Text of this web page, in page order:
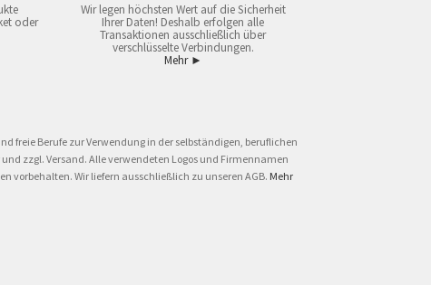
oder
Wir legen höchsten Wert auf die Sicherheit
Ihrer Daten! Deshalb erfolgen alle
Transaktionen ausschließlich über
verschlüsselte Verbindungen.
Mehr ►
freie Berufe zur Verwendung in der selbständigen, beruflichen
zzgl. Versand. Alle verwendeten Logos und Firmennamen
vorbehalten. Wir liefern ausschließlich zu unseren AGB. Mehr